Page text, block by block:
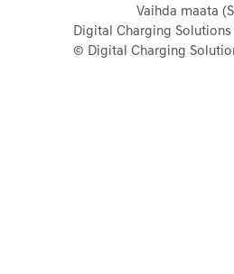
Vaihda maata
Digital Charging
© Digital Charging